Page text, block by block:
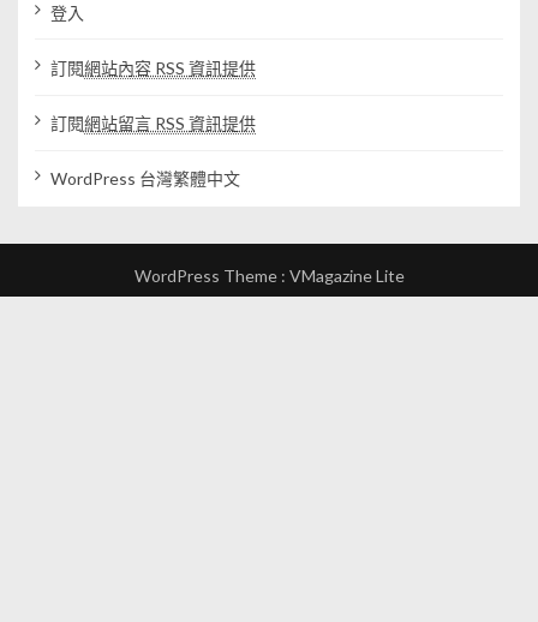
登入
訂閱網站內容 RSS 資訊提供
訂閱網站留言 RSS 資訊提供
WordPress 台灣繁體中文
WordPress Theme : VMagazine Lite